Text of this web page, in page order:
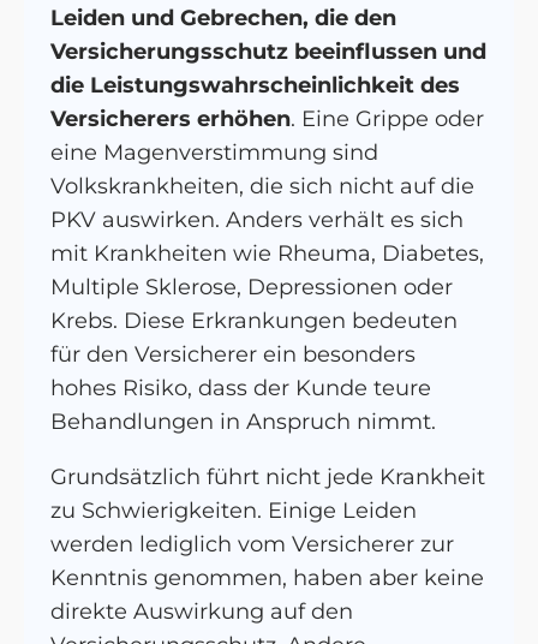
Leiden und Gebrechen, die den
Versicherungsschutz beeinflussen und
die Leistungswahrscheinlichkeit des
Versicherers erhöhen. Eine Grippe oder
eine Magenverstimmung sind
Volkskrankheiten, die sich nicht auf die
PKV auswirken. Anders verhält es sich
mit Krankheiten wie Rheuma, Diabetes,
Multiple Sklerose, Depressionen oder
Krebs. Diese Erkrankungen bedeuten
für den Versicherer ein besonders
hohes Risiko, dass der Kunde teure
Behandlungen in Anspruch nimmt.
Grundsätzlich führt nicht jede Krankheit
zu Schwierigkeiten. Einige Leiden
werden lediglich vom Versicherer zur
Kenntnis genommen, haben aber keine
direkte Auswirkung auf den